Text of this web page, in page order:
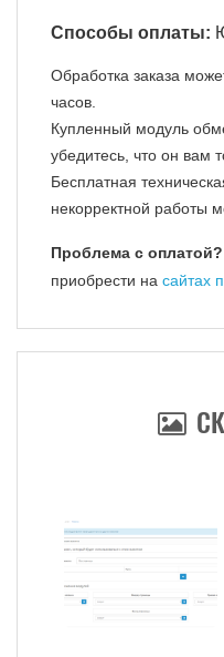
Способы оплаты:
Обработка заказа
часов.
Купленный модуль
убедитесь, что он вам
Бесплатная
некорректной работы
Проблема с оплатой?
приобрести на сайтах